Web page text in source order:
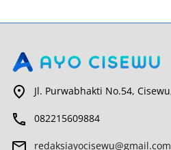
Jl. Purwabhakti No.54,
082215609884
redaksiayocisewu@gmail.com